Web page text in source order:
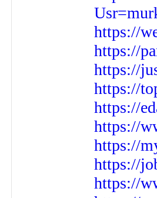
https://
https://
https://
https://
https://
https://
https://
https://
https://